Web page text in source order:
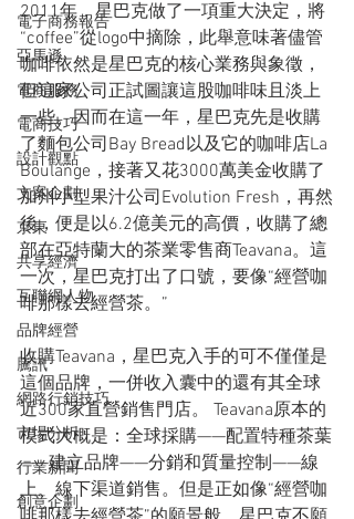
電子商務報告
亞馬遜
電商服務
電商技巧
設計觀點
文案企劃
京東
共享經濟
互聯網人物
品牌經營
騰訊
網路行銷技巧
市場分析
行業新聞
創意企劃
2011年，星巴克做了一項重大決定，將
“coffee”從logo中摘除，此舉意味著儘管
咖啡依然是星巴克的核心業務與象徵，
但這家公司正試圖讓這股咖啡味且淡上
一些。因而在這一年，星巴克先是收購
了麵包公司Bay Bread以及它的咖啡店La
Boulange，接著又花3000萬美金收購了
加州小型果汁公司Evolution Fresh，再然
後，便是以6.2億美元的高價，收購了總
部在亞特蘭大的茶業零售商Teavana。這
一次，星巴克打出了口號，要像“經營咖
啡那樣去經營茶。”
收購Teavana，星巴克入手的可不僅僅是
這個品牌，一併收入囊中的還有其全球
近300家直營銷售門店。 Teavana原本的
模式大概是：全球採購——配置特種茶葉
——建立品牌——分銷和質量控制——線
上、線下渠道銷售。但是正如像“經營咖